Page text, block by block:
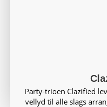
Party-trioen Clazified
vellyd til alle slags